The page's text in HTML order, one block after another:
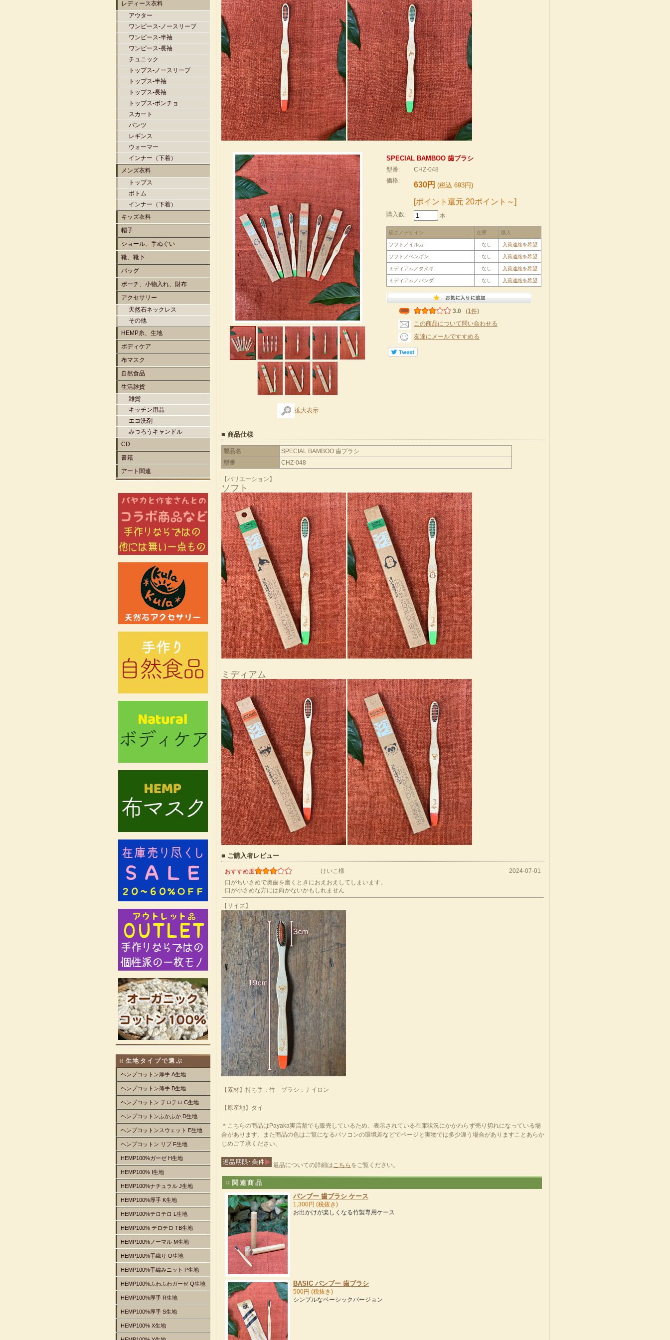
レディース衣料
アウター
ワンピース-ノースリーブ
ワンピース-半袖
ワンピース-長袖
チュニック
トップス-ノースリーブ
トップス-半袖
トップス-長袖
トップス-ポンチョ
スカート
パンツ
レギンス
ウォーマー
インナー（下着）
メンズ衣料
トップス
ボトム
インナー（下着）
キッズ衣料
帽子
ショール、手ぬぐい
靴、靴下
バッグ
ポーチ、小物入れ、財布
アクセサリー
天然石ネックレス
その他
HEMP糸、生地
ボディケア
布マスク
自然食品
生活雑貨
雑貨
キッチン用品
エコ洗剤
みつろうキャンドル
CD
書籍
アート関連
生地タイプで選ぶ
ヘンプコットン厚手 A生地
ヘンプコットン薄手 B生地
ヘンプコットン テロテロ C生地
ヘンプコットンふかふか D生地
ヘンプコットンスウェット E生地
ヘンプコットン リブ F生地
HEMP100%ガーゼ H生地
HEMP100% I生地
HEMP100%ナチュラル J生地
HEMP100%厚手 K生地
HEMP100%テロテロ L生地
HEMP100% テロテロ TB生地
HEMP100%ノーマル M生地
HEMP100%手織り O生地
HEMP100%手編みニット P生地
HEMP100%ふわふわガーゼ Q生地
HEMP100%厚手 R生地
HEMP100%厚手 S生地
HEMP100% X生地
拡大表示
SPECIAL BAMBOO 歯ブラシ
型番:
CHZ-048
価格:
630円 (税込 693円)
[ポイント還元 20ポイント～]
購入数: 本
硬さ／デザイン 在庫 購入
ソフト／イルカ なし 入荷連絡を希望
ソフト／ペンギン なし 入荷連絡を希望
ミディアム／タヌキ なし 入荷連絡を希望
ミディアム／パンダ なし 入荷連絡を希望
3.0
(1件)
この商品について問い合わせる
友達にメールですすめる
■ 商品仕様
製品名
SPECIAL BAMBOO 歯ブラシ
型番
CHZ-048
【バリエーション】
ソフト
ミディアム
■ ご購入者レビュー
おすすめ度 けいこ様
2024-07-01
口がちいさめで奥歯を磨くときにおえおえしてしまいます。
口が小さめな方には向かないかもしれません
【サイズ】
【素材】持ち手：竹 ブラシ：ナイロン
【原産地】タイ
＊こちらの商品はPayaka実店舗でも販売しているため、表示されている在庫状況にかかわらず売り切れになっている場
合があります。また商品の色はご覧になるパソコンの環境差などでページと実物では多少違う場合がありますことあらか
じめご了承ください。
返品についての詳細はこちら をご覧ください。
関連商品
バンブー 歯ブラシ ケース
1,300円 (税抜き)
お出かけが楽しくなる竹製専用ケース
BASIC バンブー 歯ブラシ
500円 (税抜き)
シンプルなベーシックバージョン